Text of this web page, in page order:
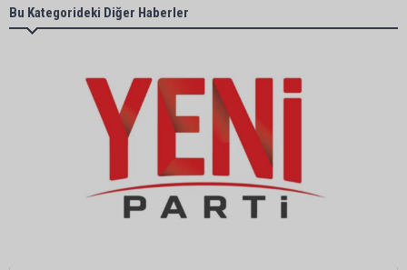
Başkan Ali Bedrettin Karataş’tan sahiller için
duyarlılık çağrısı
MHP Adana İl Başkanı Hakan Yıldırım:
“Liderimize dil uzatmak sizin haddinize değildir”
Adanalı 13 yaşındaki Ela Nur şelalede hayatını
kaybetti
Bu Kategorideki Diğer Haberler